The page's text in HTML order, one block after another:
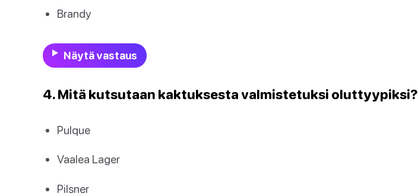
Brandy
Näytä vastaus
4. Mitä kutsutaan kaktuksesta valmistetuksi oluttyypiksi?
Pulque
Vaalea Lager
Pilsner